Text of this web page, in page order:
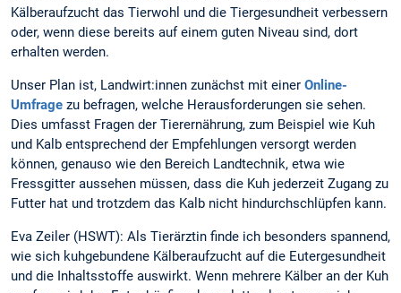
Kälberaufzucht das Tierwohl und die Tiergesundheit verbessern
oder, wenn diese bereits auf einem guten Niveau sind, dort
erhalten werden.
Unser Plan ist, Landwirt:innen zunächst mit einer Online-
Umfrage zu befragen, welche Herausforderungen sie sehen.
Dies umfasst Fragen der Tierernährung, zum Beispiel wie Kuh
und Kalb entsprechend der Empfehlungen versorgt werden
können, genauso wie den Bereich Landtechnik, etwa wie
Fressgitter aussehen müssen, dass die Kuh jederzeit Zugang zu
Futter hat und trotzdem das Kalb nicht hindurchschlüpfen kann.
Eva Zeiler (HSWT): Als Tierärztin finde ich besonders spannend,
wie sich kuhgebundene Kälberaufzucht auf die Eutergesundheit
und die Inhaltsstoffe auswirkt. Wenn mehrere Kälber an der Kuh